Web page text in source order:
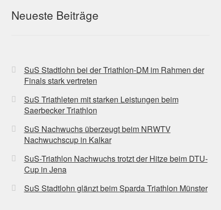
Neueste Beiträge
SuS Stadtlohn bei der Triathlon-DM im Rahmen der
Finals stark vertreten
SuS Triathleten mit starken Leistungen beim
Saerbecker Triathlon
SuS Nachwuchs überzeugt beim NRWTV
Nachwuchscup in Kalkar
SuS-Triathlon Nachwuchs trotzt der Hitze beim DTU-
Cup in Jena
SuS Stadtlohn glänzt beim Sparda Triathlon Münster